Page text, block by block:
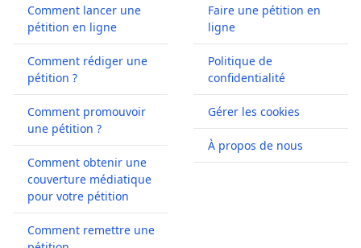
Comment lancer une
pétition en ligne
Comment rédiger une
pétition ?
Comment promouvoir
une pétition ?
Comment obtenir une
couverture médiatique
pour votre pétition
Comment remettre une
Faire une pétition en
ligne
Politique de
confidentialité
Gérer les cookies
À propos de nous